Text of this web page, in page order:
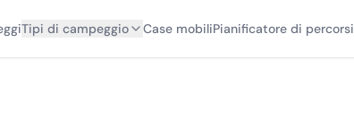
Tipi di campeggio Case mobiliPianificatore di percorsi